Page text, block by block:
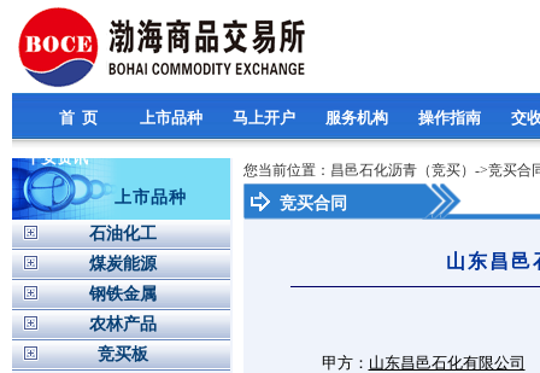
首 页 上市品种 马上开户 服务机构 操作指南 交
平安资讯
上市品种
石油化工
煤炭能源
钢铁金属
农林产品
竞买板
您当前位置：昌邑石化沥青（竞买）->竞买合
竞买合同
山东昌邑
甲方： 山东昌邑石化有限公司